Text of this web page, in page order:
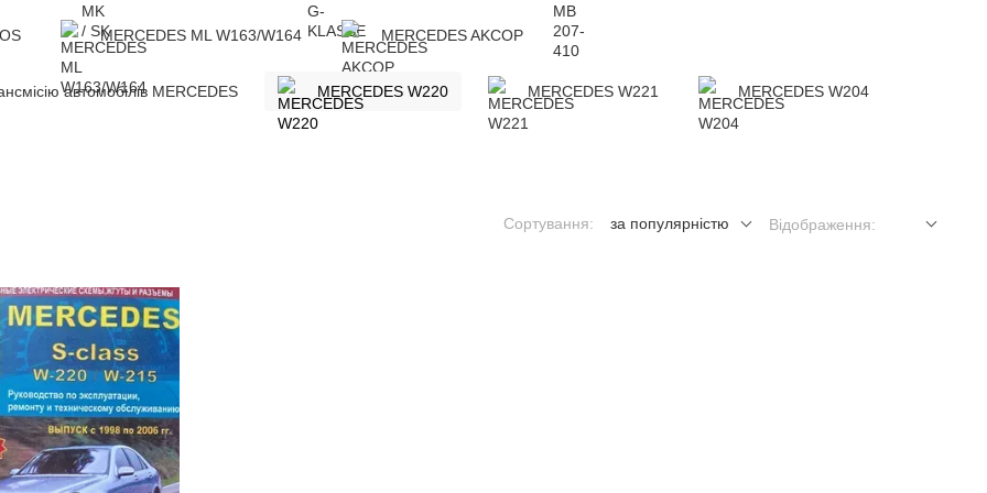
MERCEDES ML W163/W164 MERCEDES AKCOP
автомобілів MERCEDES MERCEDES W220 MERCEDES W221 MERCEDES W204
Сортування: за популярністю Відображення: